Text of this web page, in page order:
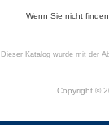
Wenn Sie nicht
Dieser Katalog wurde mit der
Copyright ©